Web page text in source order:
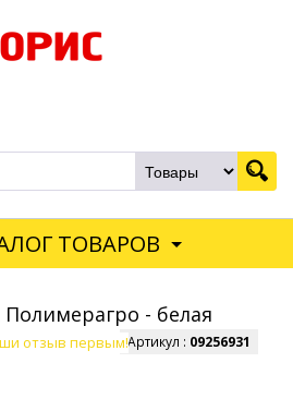
ТОВАРОВ
- белая
отзыв первым!Артикул : 09256931